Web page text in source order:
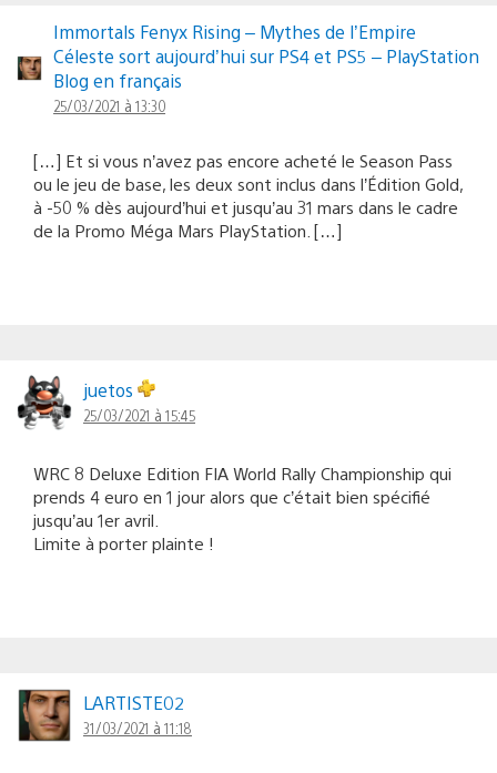
Immortals Fenyx Rising – Mythes de l’Empire
Céleste sort aujourd’hui sur PS4 et PS5 – PlayStation
Blog en français
25/03/2021 à 13:30
[…] Et si vous n’avez pas encore acheté le Season Pass
ou le jeu de base, les deux sont inclus dans l’Édition Gold,
à -50 % dès aujourd’hui et jusqu’au 31 mars dans le cadre
de la Promo Méga Mars PlayStation. […]
juetos
25/03/2021 à 15:45
WRC 8 Deluxe Edition FIA World Rally Championship qui
prends 4 euro en 1 jour alors que c’était bien spécifié
jusqu’au 1er avril.
Limite à porter plainte !
LARTISTE02
31/03/2021 à 11:18